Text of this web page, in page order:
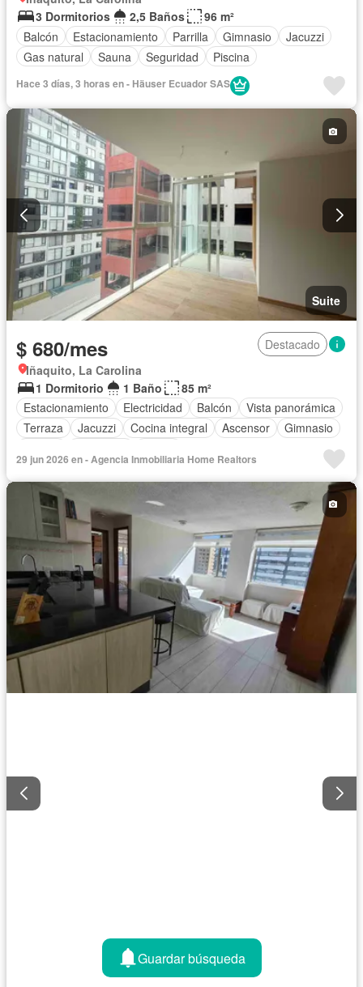
3 Dormitorios
2,5 Baños
96 m²
Balcón
Estacionamiento Parrilla Gimnasio
Jacuzzi
Gas natural
Sauna Seguridad Piscina
Hace 3 días, 3 horas en - Häuser Ecuador SAS
Suite
$ 680/mes
Destacado
Iñaquito, La Carolina
1 Dormitorio
1 Baño
85 m²
Estacionamiento
Electricidad Balcón
Vista panorámica
Terraza
Jacuzzi Cocina integral Ascensor
Gimnasio
29 jun 2026 en - Agencia Inmobiliaria Home Realtors
Guardar búsqueda